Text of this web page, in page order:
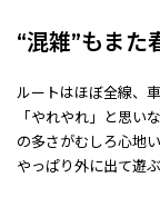
“混雑”もまた
ルートはほぼ全線、車
「やれやれ」と思い
の多さがむしろ心地い
やっぱり外に出て遊